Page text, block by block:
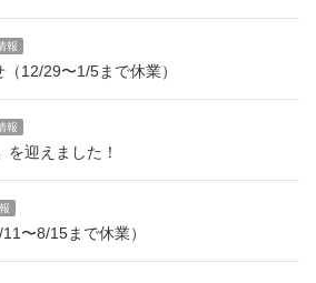
報
12/29〜1/5まで休業）
報
迎えました！
〜8/15まで休業）